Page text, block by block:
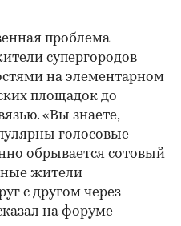
проблема
супергородов
на элементарном
площадок до
«Вы знаете,
голосовые
обрывается сотовый
жители
с другом через
на форуме